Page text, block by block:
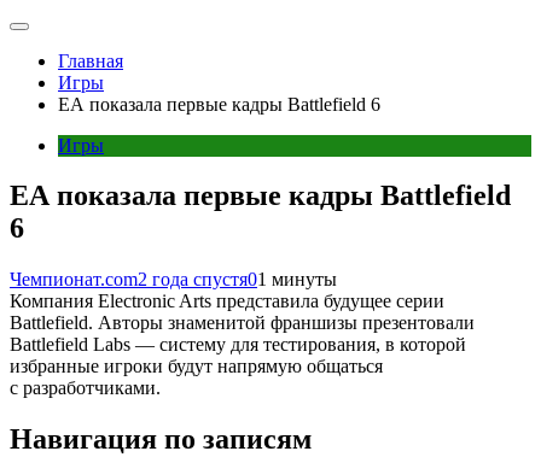
Главная
Игры
ЕА показала первые кадры Battlefield 6
Игры
ЕА показала первые кадры Battlefield
6
Чемпионат.com2 года спустя01 минуты
Компания Electronic Arts представила будущее серии
Battlefield. Авторы знаменитой франшизы презентовали
Battlefield Labs — систему для тестирования, в которой
избранные игроки будут напрямую общаться
с разработчиками.
Навигация по записям